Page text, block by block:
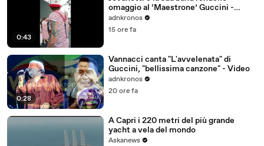
0:43
omaggio al ‘Maestrone’ Guccini -
Video
adnkronos
15 ore fa
0:28
Vannacci canta "L'avvelenata" di
Guccini, "bellissima canzone" - Video
adnkronos
20 ore fa
A Capri i 220 metri del più grande
yacht a vela del mondo
Askanews